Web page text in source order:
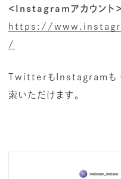
＜Instagramアカウント＞
https://
/
TwitterもInstagramも
索いただけます。